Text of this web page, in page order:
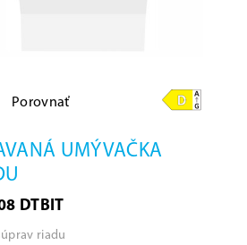
Porovnať
UMÝVAČKA
DTBIT
riadu